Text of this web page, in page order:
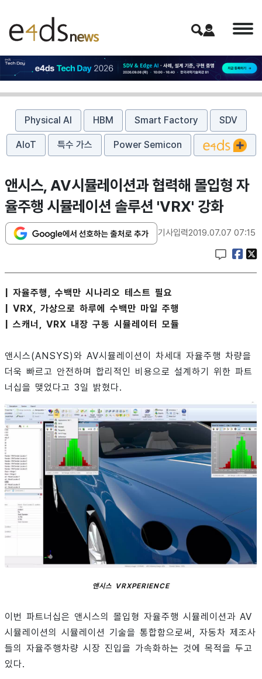
Physical AI HBM Smart Factory SDV
AIoT 특수 가스 Power Semicon
앤시스, AV시뮬레이션과 협력해 몰입형 자
율주행 시뮬레이션 솔루션 'VRX' 강화
기사입력2019.07.07 07:15
| 자율주행, 수백만 시나리오 테스트 필요
| VRX, 가상으로 하루에 수백만 마일 주행
| 스캐너, VRX 내장 구동 시뮬레이터 모듈
앤시스(ANSYS)와 AV시뮬레이션이 차세대 자율주행 차량을
더욱 빠르고 안전하며 합리적인 비용으로 설계하기 위한 파트
너십을 맺었다고 3일 밝혔다.
앤시스 VRXPERIENCE
이번 파트너십은 앤시스의 몰입형 자율주행 시뮬레이션과 AV
시뮬레이션의 시뮬레이션 기술을 통합함으로써, 자동차 제조사
들의 자율주행차량 시장 진입을 가속화하는 것에 목적을 두고
있다.